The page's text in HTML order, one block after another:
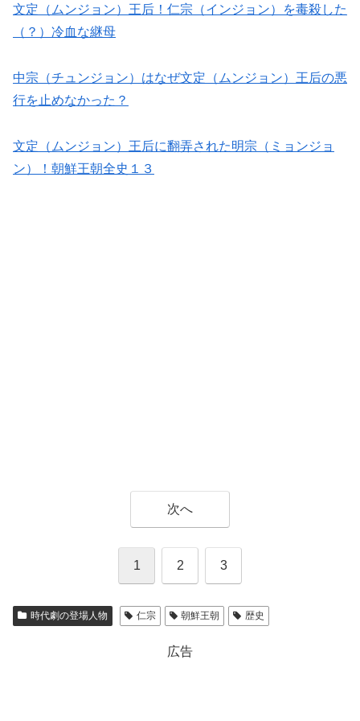
文定（ムンジョン）王后！仁宗（インジョン）を毒殺した
（？）冷血な継母
中宗（チュンジョン）はなぜ文定（ムンジョン）王后の悪
行を止めなかった？
文定（ムンジョン）王后に翻弄された明宗（ミョンジョ
ン）！朝鮮王朝全史１３
次へ
1 2 3
時代劇の登場人物 仁宗 朝鮮王朝 歴史
広告